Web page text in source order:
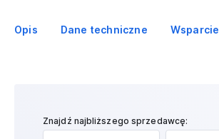
Opis Dane techniczne Wsparcie
Znajdź najbliższego sprzedawcę: